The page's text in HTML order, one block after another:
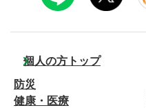
個人の方トップ
防災
健康・医療